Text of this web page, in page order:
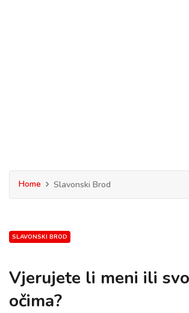
Home Slavonski Brod
SLAVONSKI BROD
Vjerujete li meni ili
očima?